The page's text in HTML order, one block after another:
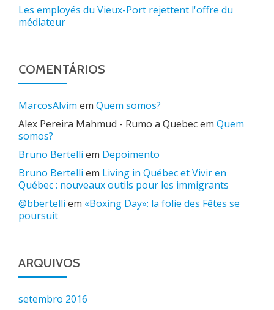
Les employés du Vieux-Port rejettent l'offre du
médiateur
COMENTÁRIOS
MarcosAlvim em Quem somos?
Alex Pereira Mahmud - Rumo a Quebecem Quem
somos?
Bruno Bertelli em Depoimento
Bruno Bertelli em Living in Québec et Vivir en
Québec : nouveaux outils pour les immigrants
@bbertelli em «Boxing Day»: la folie des Fêtes se
poursuit
ARQUIVOS
setembro 2016